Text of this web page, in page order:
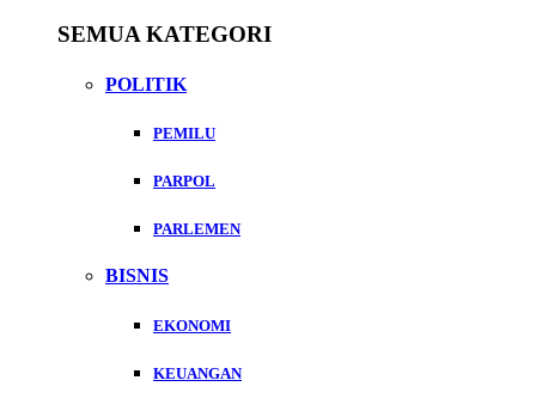
SEMUA KATEGORI
POLITIK
PEMILU
PARPOL
PARLEMEN
BISNIS
EKONOMI
KEUANGAN